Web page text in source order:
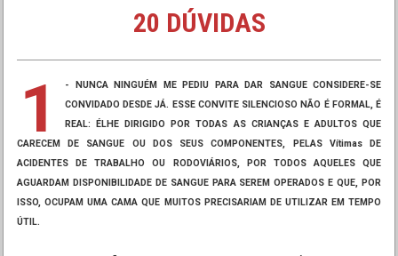
20 DÚVIDAS
1
- NUNCA NINGUÉM ME PEDIU PARA DAR SANGUE CONSIDERE-SE
CONVIDADO DESDE JÁ. ESSE CONVITE SILENCIOSO NÃO É FORMAL, É
REAL: ÉLHE DIRIGIDO POR TODAS AS CRIANÇAS E ADULTOS QUE
CARECEM DE SANGUE OU DOS SEUS COMPONENTES, PELAS Vítimas DE
ACIDENTES DE TRABALHO OU RODOVIÁRIOS, POR TODOS AQUELES QUE
AGUARDAM DISPONIBILIDADE DE SANGUE PARA SEREM OPERADOS E QUE, POR
ISSO, OCUPAM UMA CAMA QUE MUITOS PRECISARIAM DE UTILIZAR EM TEMPO
ÚTIL.